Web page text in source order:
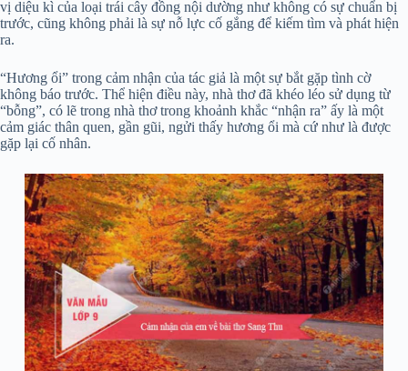
vị diệu kì của loại trái cây đồng nội dường như không có sự chuẩn bị
trước, cũng không phải là sự nỗ lực cố gắng để kiếm tìm và phát hiện
ra.
“Hương ổi” trong cảm nhận của tác giả là một sự bắt gặp tình cờ
không báo trước. Thể hiện điều này, nhà thơ đã khéo léo sử dụng từ
“bỗng”, có lẽ trong nhà thơ trong khoảnh khắc “nhận ra” ấy là một
cảm giác thân quen, gần gũi, ngửi thấy hương ổi mà cứ như là được
gặp lại cố nhân.